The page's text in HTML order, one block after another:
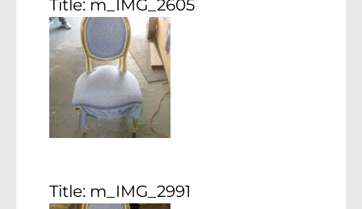
Title: m_IMG_2605
Title: m_IMG_2991